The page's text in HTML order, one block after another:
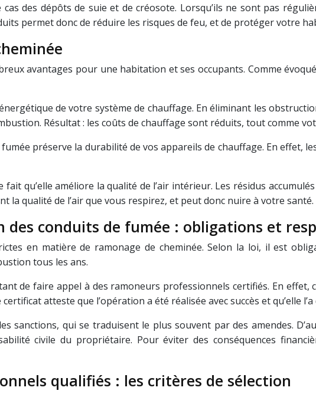
des dépôts de suie et de créosote. Lorsqu’ils ne sont pas
permet donc de réduire les risques de feu, et de protéger votre
avantages pour une habitation et ses occupants. Comme
de votre système de chauffage. En éliminant les
Résultat : les coûts de chauffage sont réduits, tout comme
préserve la durabilité de vos appareils de chauffage. En effet,
qu’elle améliore la qualité de l’air intérieur. Les résidus
la qualité de l’air que vous respirez, et peut donc nuire à votre santé.
conduits de fumée : obligations et
en matière de ramonage de cheminée. Selon la loi, il est
tous les ans.
de faire appel à des ramoneurs professionnels certifiés. En effet,
certificat atteste que l’opération a été réalisée avec succès et qu’elle
sanctions, qui se traduisent le plus souvent par des amendes.
civile du propriétaire. Pour éviter des conséquences
qualifiés : les critères de sélection